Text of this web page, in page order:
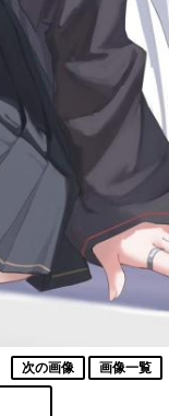
次の画像 画像一覧